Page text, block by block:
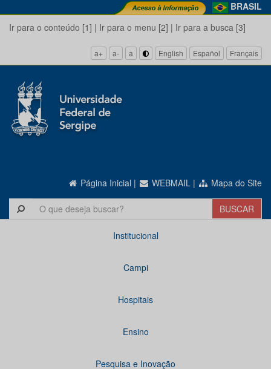
BRASIL
Ir para o conteúdo [1] | Ir para o menu [2] | Ir para a busca [3]
a+ a- a English Español Français
Página Inicial | WEBMAIL | Mapa do Site
Institucional
Campi
Hospitais
Ensino
Pesquisa e Inovação